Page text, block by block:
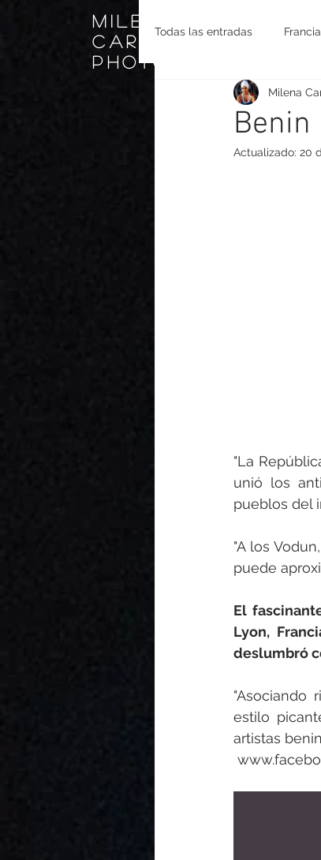
milena
carranza
photo
Todas las entradas Francia
Milena
Actualizado: 20
"La
unió los
pueblos del
"A los
puede
El
Lyon,
deslumbró
"Asociando
estilo
artistas